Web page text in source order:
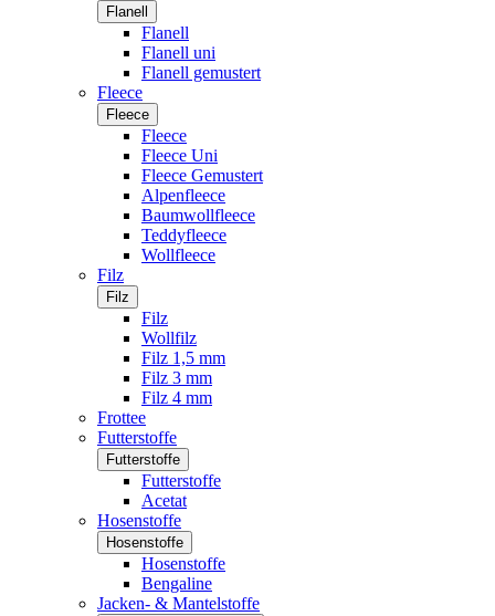
Flanell
Flanell
Flanell uni
Flanell gemustert
Fleece
Fleece
Fleece
Fleece Uni
Fleece Gemustert
Alpenfleece
Baumwollfleece
Teddyfleece
Wollfleece
Filz
Filz
Filz
Wollfilz
Filz 1,5 mm
Filz 3 mm
Filz 4 mm
Frottee
Futterstoffe
Futterstoffe
Futterstoffe
Acetat
Hosenstoffe
Hosenstoffe
Hosenstoffe
Bengaline
Jacken- & Mantelstoffe